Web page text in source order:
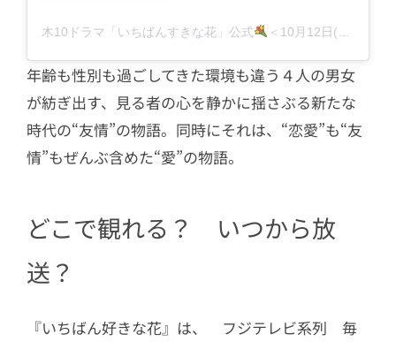
木10ドラマ「いちばんすきな花」公式 ＜10月12日(木)よる10時スタート！＞フジテレビ(@sukihana_fujitv)がシェアした投稿
年齢も性別も過ごしてきた環境も違う４人の男女
が紡ぎ出す、見る者の心を静かに揺さぶる新たな
時代の“友情”の物語。同時にそれは、“恋愛”も“友
情”もぜんぶ含めた“愛”の物語。
どこで観れる？ いつから放
送？
『いちばん好きな花』は、 フジテレビ系列 毎